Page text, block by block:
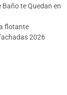
te Quedan en
flotante
2026